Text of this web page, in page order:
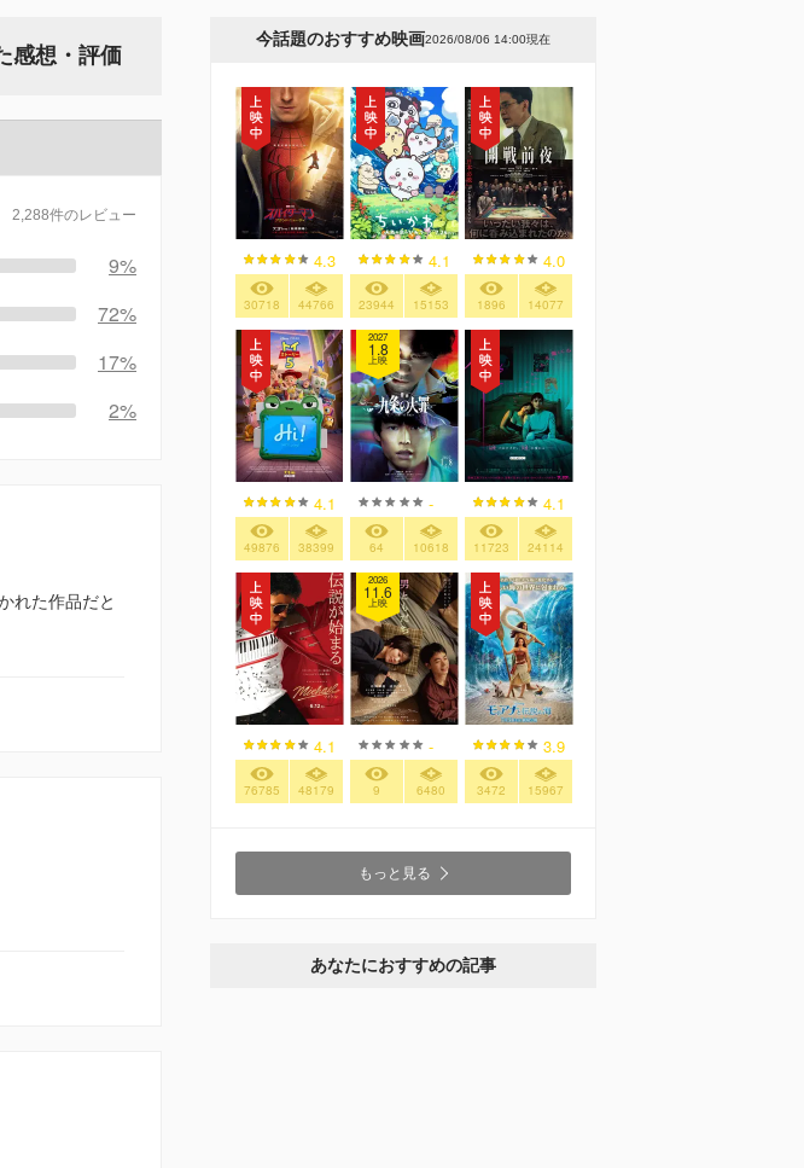
感想・評価
2,288件のレビュー
9%
72%
17%
2%
れた作品だと
今話題のおすすめ映画2026/08/06 14:00現在
4.3
30718 44766
4.1
23944 15153
4.0
1896 14077
4.1
49876 38399
2027
1.8
上映
-
64 10618
4.1
11723 24114
4.1
76785 48179
2026
11.6
上映
-
9 6480
3.9
3472 15967
もっと見る
あなたにおすすめの記事